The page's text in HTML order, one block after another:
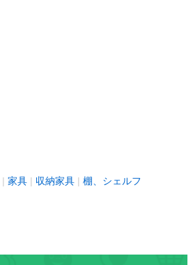
家具 収納家具 棚、シェルフ